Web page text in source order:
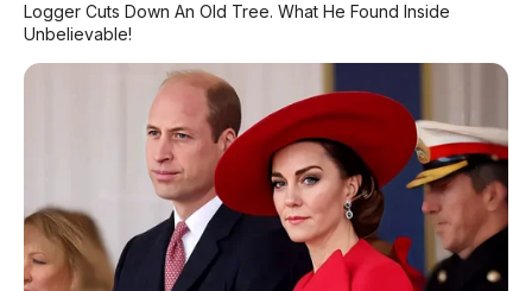
Logger Cuts Down An Old Tree. What He Found Inside
Unbelievable!